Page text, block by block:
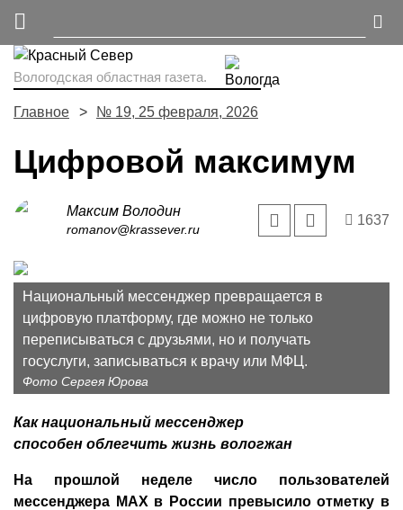
Вологодская областная газета.
Главное № 19, 25 февраля, 2026
Цифровой максимум
Максим Володин
romanov@krassever.ru
1637
Национальный мессенджер превращается в
цифровую платформу, где можно не только
переписываться с друзьями, но и получать
госуслуги, записываться к врачу или МФЦ.
Фото Сергея Юрова
Как национальный мессенджер
способен облегчить жизнь вологжан
На прошлой неделе число пользователей
мессенджера MAX в России превысило отметку в